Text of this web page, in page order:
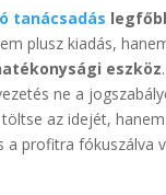
tanácsadás
plusz kiadás,
eszköz
ne a
az idejét,
a profitra fókuszálva